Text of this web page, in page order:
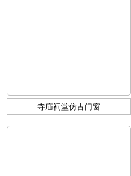
寺庙祠堂仿古门窗